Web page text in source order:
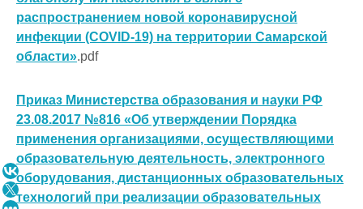
распространением новой коронавирусной
инфекции (COVID-19) на территории Самарской
области».pdf
Приказ Министерства образования и науки РФ
23.08.2017 №816 «Об утверждении Порядка
применения организациями, осуществляющими
образовательную деятельность, электронного
оборудования, дистанционных образовательных
технологий при реализации образовательных